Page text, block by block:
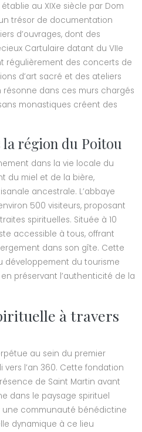
au XIXe siècle par Dom
trésor de documentation
d’ouvrages, dont des
Cartulaire datant du VIIe
régulièrement des concerts de
d’art sacré et des ateliers
résonne dans ces murs chargés
monastiques créent des
la région du Poitou
dans la vie locale du
du miel et de la bière,
ancestrale. L’abbaye
500 visiteurs, proposant
spirituelles. Située à 10
accessible à tous, offrant
dans son gîte. Cette
développement du tourisme
préservant l’authenticité de la
à travers
au sein du premier
vers l’an 360. Cette fondation
de Saint Martin avant
dans le paysage spirituel
une communauté bénédictine
dynamique à ce lieu